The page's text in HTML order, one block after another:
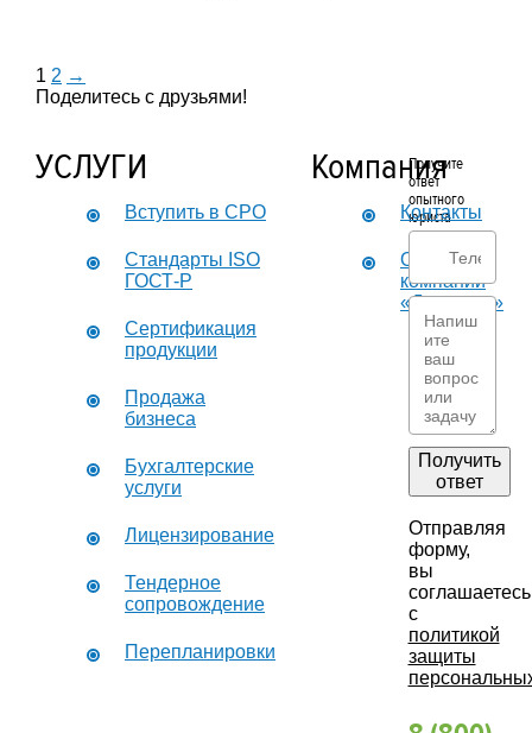
1 2 →
Поделитесь с друзьями!
УСЛУГИ
Вступить в СРО
Стандарты ISO
ГОСТ-Р
Сертификация
продукции
Продажа
бизнеса
Бухгалтерские
услуги
Лицензирование
Тендерное
сопровождение
Перепланировки
Компания
Контакты
О
компании
«Дикастер»
Получите
ответ
опытного
юриста
Получить
ответ
Отправляя
форму,
вы
соглашаетесь
с
политикой
защиты